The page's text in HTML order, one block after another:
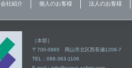
会社紹介 個人のお客様 法人のお客様
［本部］
〒700-0965 岡山市北区西長瀬1206-7
TEL：086-363-1106